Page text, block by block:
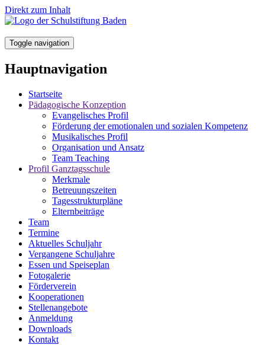
Direkt zum Inhalt
Toggle navigation
Hauptnavigation
Startseite
Pädagogische Konzeption
Evangelisches Profil
Förderung der emotionalen und sozialen Kompetenz
Musikalisches Profil
Organisation und Ansatz
Team Teaching
Profil Ganztagsschule
Merkmale
Betreuungszeiten
Tagesstrukturpläne
Elternbeiträge
Team
Termine
Aktuelles Schuljahr
Vergangene Schuljahre
Essen und Speiseplan
Fotogalerie
Förderverein
Kooperationen
Stellenangebote
Anmeldung
Downloads
Kontakt